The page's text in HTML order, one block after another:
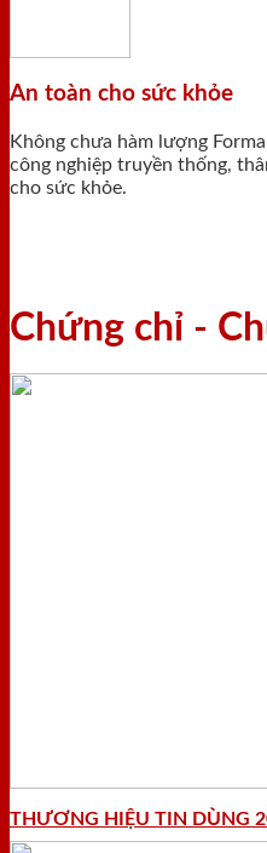
An toàn cho sức khỏe
Không chưa hàm lượng
công nghiệp truyền thống,
cho sức khỏe.
Chứng chỉ -
THƯƠNG HIỆU TIN DÙNG